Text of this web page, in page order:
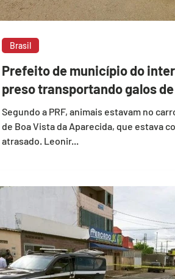
Prefeito de município do
preso transportando galos de
Segundo a PRF, animais estavam no
de Boa Vista da Aparecida, que estava
atrasado. Leonir...
Brasil